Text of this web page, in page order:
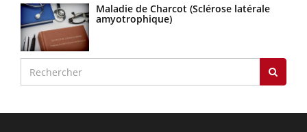
Maladie de Charcot (Sclérose latérale
amyotrophique)